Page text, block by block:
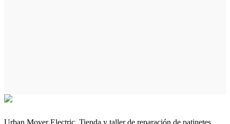
Urban Mover Electric. Tienda y taller de reparación de patinetes